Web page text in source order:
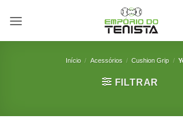
Início / Acessórios / Cushion Grip /
FILTRAR